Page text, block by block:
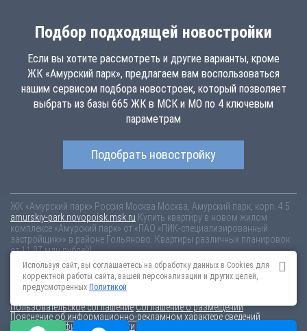
Подбор подходящей новостройки
Если вы хотите рассмотреть и другие варианты, кроме
ЖК «Амурский парк», предлагаем вам воспользоваться
нашим сервисом подбора новостроек, который позволяет
выбрать из базы 665 ЖК в МСК и МО по 4 ключевым
параметрам
Подобрать новостройку
ЖК «Амурский парк» Россия Москва Москва, Амурский парк, корп. 4.5
amurskiy-park.novopoisk.msk.ru Купить квартиру в новом жилом
комплексе «Амурский парк» от «ПАО «ПИК-специализированный
застройщик»» в районе Гольяново. Квартиры различных планировок
от 11.97 млн рублей!
Новостройки Санкт-ПетербургаНовостройки Москвы
Информация на сайте взята из открытых источников, не является
Пользовательское соглашениеСоглашение о размещении
Пояснение об информационно-рекламном характере сведений
Политика конфиденциальности
Используя сайт, вы соглашаетесь на обработку данных в Cookies для
корректной работы сайта, вашей персонализации и других целей,
предусмотренных Политикой